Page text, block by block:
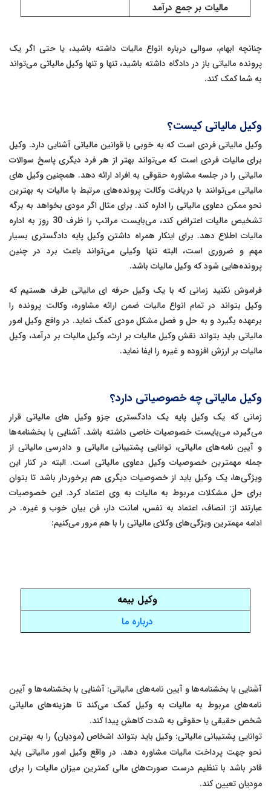
مالیات بر جمع درآمد
چنانچه ابهام، سوالی درباره انواع مالیات داشته باشید، یا حتی اگر یک
پرونده مالیاتی باز در دادگاه داشته باشید، تنها و تنها وکیل مالیاتی می‌تواند
به شما کمک کند.
وکیل مالیاتی کیست؟
وکیل مالیاتی فردی است که به خوبی با قوانین مالیاتی آشنایی دارد. وکیل
برای مالیات فردی است که می‌تواند بهتر از هر فرد دیگری پاسخ سوالات
مالیاتی را در جلسه مشاوره حقوقی به افراد ارائه دهد. همچنین وکیل های
مالیاتی می‌توانند با دریافت وکالت پرونده‌های مرتبط با مالیات به بهترین
نحو ممکن دعاوی مالیاتی را اداره کند. برای مثال اگر مودی بخواهد به برگه
تشخیص مالیات اعتراض کند، می‌بایست مراتب را ظرف 30 روز به اداره
مالیات اطلاع دهد. برای اینکار همراه داشتن وکیل پایه دادگستری بسیار
مهم و ضروری است، البته تنها وکیلی می‌تواند باعث برد در چنین
پرونده‌هایی شود که وکیل مالیات باشد.
فراموش نکنید زمانی که با یک وکیل حرفه ای مالیاتی طرف هستیم که
وکیل بتواند در تمام انواع مالیات ضمن ارائه مشاوره، وکالت پرونده را
برعهده بگیرد و به حل و فصل مشکل مودی کمک نماید. در واقع وکیل امور
مالیاتی باید بتواند نقش وکیل مالیات بر ارث، وکیل مالیات بر درآمد، وکیل
مالیات بر ارزش افزوده و غیره را ایفا نماید.
وکیل مالیاتی چه خصوصیاتی دارد؟
زمانی که یک وکیل پایه یک دادگستری جزو وکیل های مالیاتی قرار
می‌گیرد، می‌بایست خصوصیات خاصی داشته باشد. آشنایی با بخشنامه‌ها
و آیین نامه‌های مالیاتی، توانایی پشتیبانی مالیاتی و دادرسی مالیاتی از
جمله مهمترین خصوصیات وکیل دعاوی مالیاتی است. البته در کنار این
ویژگی‌ها، یک وکیل باید از خصوصیات دیگری هم برخوردار باشد تا بتوان
برای حل مشکلات مربوط به مالیات به وی اعتماد کرد. این خصوصیات
عبارتند از: انصاف، اعتماد به نفس، امانت دار، فن بیان خوب و غیره. در
ادامه مهمترین ویژگی‌های وکلای مالیاتی را با هم مرور می‌کنیم:
وکیل بیمه
درباره ما
آشنایی با بخشنامه‌ها و آیین نامه‌های مالیاتی: آشنایی با بخشنامه‌ها و آیین
نامه‌های مربوط به مالیات به وکیل کمک می‌کند تا هزینه‌های مالیاتی
شخص حقیقی یا حقوقی به شدت کاهش پیدا کند.
توانایی پشتیبانی مالیاتی: وکیل باید بتواند اشخاص (مودیان) را به بهترین
نحو جهت پرداخت مالیات مشاوره دهد. در واقع وکیل امور مالیاتی باید
قادر باشد با تنظیم درست صورت‌های مالی کمترین میزان مالیات را برای
مودیان تعیین کند.